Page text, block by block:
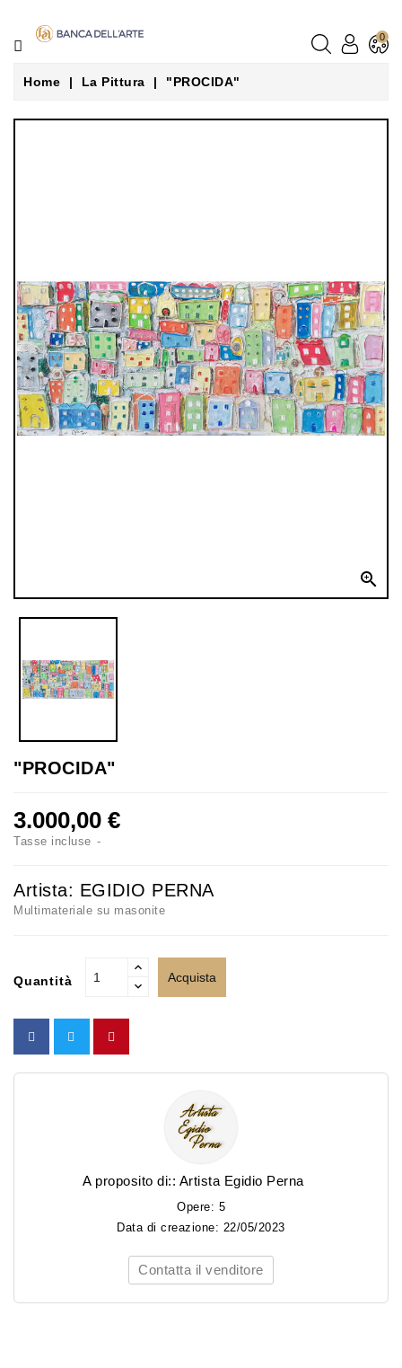
LA
PITTURA
CONTATTACI
LE
NOSTRE
GUIDE
0
Home La Pittura "PROCIDA"

"PROCIDA"
3.000,00 €
Tasse incluse
Artista: EGIDIO PERNA
Multimateriale su masonite
Quantità Acquista
A proposito di:: Artista Egidio Perna
Opere: 5
Data di creazione: 22/05/2023
Contatta il venditore